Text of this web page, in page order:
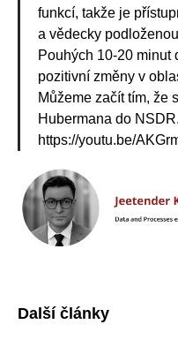
funkcí, takže je
a vědecky
Pouhých 10-20 minut
pozitivní změny v
Můžeme začít tím, že
Hubermana do NSDR.
https://youtu.be/
Další články